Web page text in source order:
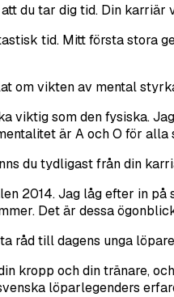
du tar dig tid. Din karriär
tid. Mitt första stora
om vikten av mental
viktig som den fysiska.
är A och O för
du tydligast från din
2014. Jag låg efter in
Det är dessa
råd till dagens unga
kropp och din tränare,
löparlegenders